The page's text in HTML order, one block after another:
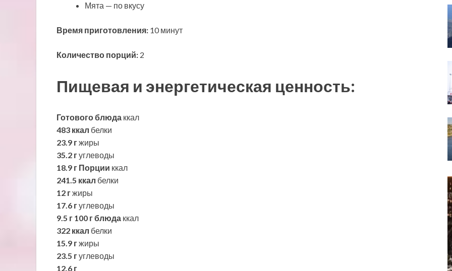
Мята — по вкусу
Время приготовления: 10 минут
Количество порций: 2
Пищевая и энергетическая ценность:
Готового блюда ккал
483 ккал белки
23.9 гжиры
35.2 гуглеводы
18.9 г Порции ккал
241.5 ккал белки
12 гжиры
17.6 гуглеводы
9.5 г 100 г блюда ккал
322 ккал белки
15.9 гжиры
23.5 гуглеводы
12.6 г